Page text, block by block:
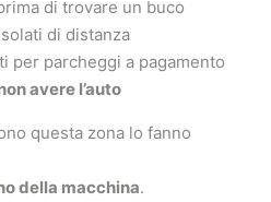
di trovare un buco
di distanza
per parcheggi a pagamento
avere l’auto
questa zona lo fanno
della macchina.